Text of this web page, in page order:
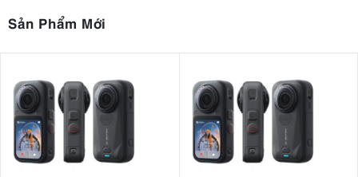
Sản Phẩm Mới